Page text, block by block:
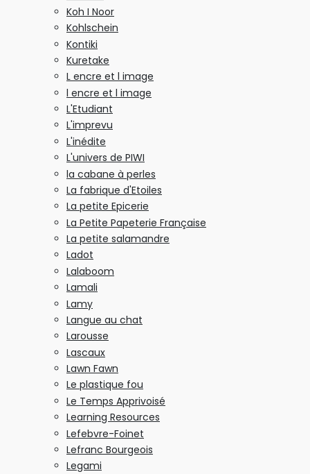
Koh I Noor
Kohlschein
Kontiki
Kuretake
L encre et l image
l encre et l image
L'Etudiant
L'imprevu
L'inédite
L'univers de PIWI
la cabane à perles
La fabrique d'Etoiles
La petite Epicerie
La Petite Papeterie Française
La petite salamandre
Ladot
Lalaboom
Lamali
Lamy
Langue au chat
Larousse
Lascaux
Lawn Fawn
Le plastique fou
Le Temps Apprivoisé
Learning Resources
Lefebvre-Foinet
Lefranc Bourgeois
Legami